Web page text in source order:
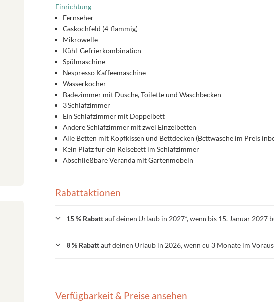
Einrichtung
Fernseher
Gaskochfeld (4-flammig)
Mikrowelle
Kühl-Gefrierkombination
Spülmaschine
Nespresso Kaffeemaschine
Wasserkocher
Badezimmer mit Dusche, Toilette und Waschbecken
3 Schlafzimmer
Ein Schlafzimmer mit Doppelbett
Andere Schlafzimmer mit zwei Einzelbetten
Alle Betten mit Kopfkissen und Bettdecken (Bettwäsche im Preis
Kein Platz für ein Reisebett im Schlafzimmer
Abschließbare Veranda mit Gartenmöbeln
Rabattaktionen
15 % Rabattauf deinen Urlaub in 2027*, wenn bis 15. Januar 2027
8 % Rabattauf deinen Urlaub in 2026, wenn du 3 Monate im
Verfügbarkeit & Preise ansehen